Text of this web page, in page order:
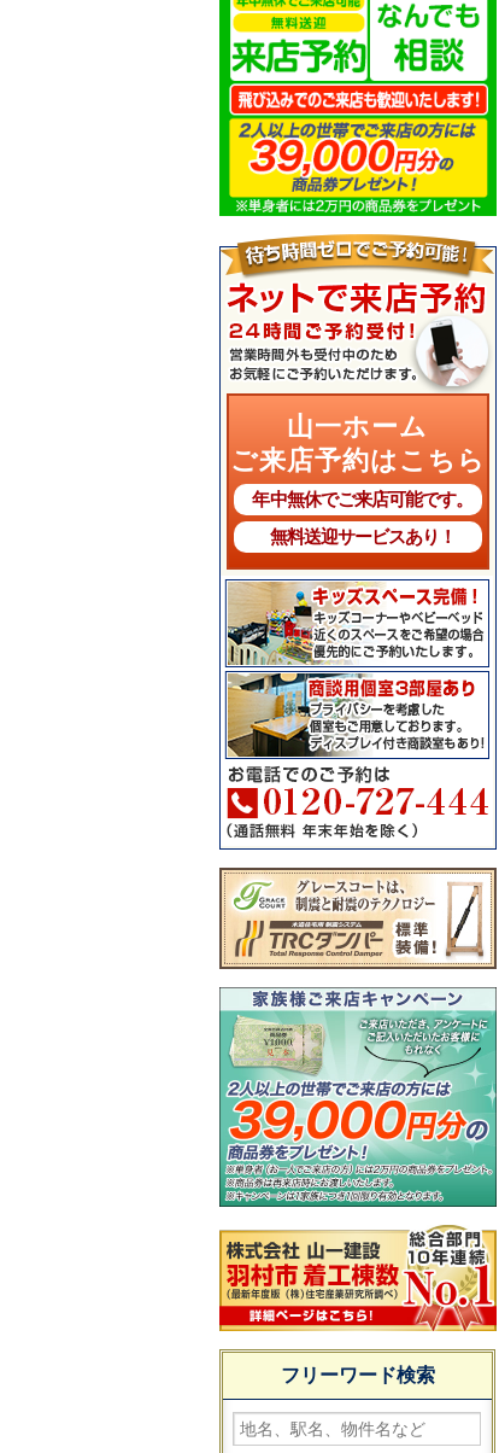
山一ホーム
ご来店予約はこちら
年中無休でご来店可能です。
無料送迎サービスあり！
フリーワード検索